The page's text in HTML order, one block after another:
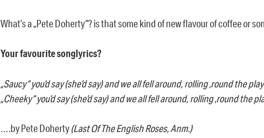
What’s a „Pete Doherty“? is that some kind of new flavour of coffee or
Your favourite songlyrics?
„Saucy“ you’d say (she’d say) and we all fell around, rolling ‚round the
„Cheeky“ you’d say (she’d say) and we all fell around, rolling ‚round the
….by Pete Doherty(Last Of The English Roses, Anm.)